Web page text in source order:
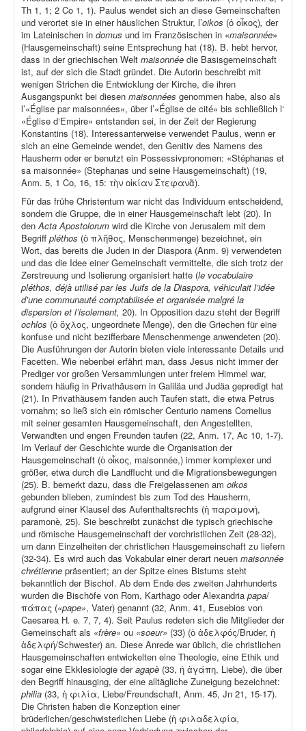
Th 1, 1; 2 Co 1, 1). Paulus wendet sich an diese Gemeinschaften
und verortet sie in einer häuslichen Struktur, l’oikos (ὁ οἶκος), der
im Lateinischen in domus und im Französischen in «maisonnée»
(Hausgemeinschaft) seine Entsprechung hat (18). B. hebt hervor,
dass in der griechischen Welt maisonnée die Basisgemeinschaft
ist, auf der sich die Stadt gründet. Die Autorin beschreibt mit
wenigen Strichen die Entwicklung der Kirche, die ihren
Ausgangspunkt bei diesen maisonnées genommen habe, also als
l’«Église par maisonnées», über l’«Église de cité» bis schließlich l‘
«Église d‘Empire» entstanden sei, in der Zeit der Regierung
Konstantins (18). Interessanterweise verwendet Paulus, wenn er
sich an eine Gemeinde wendet, den Genitiv des Namens des
Hausherrn oder er benutzt ein Possessivpronomen: «Stéphanas et
sa maisonnée» (Stephanas und seine Hausgemeinschaft) (19,
Anm. 5, 1 Co, 16, 15: τὴν οἰκίαν Στεφανᾶ).
Für das frühe Christentum war nicht das Individuum entscheidend,
sondern die Gruppe, die in einer Hausgemeinschaft lebt (20). In
denActa Apostolorum wird die Kirche von Jerusalem mit dem
Begriff pléthos (ὁ πλῆθος, Menschenmenge) bezeichnet, ein
Wort, das bereits die Juden in der Diaspora (Anm. 9) verwendeten
und das die Idee einer Gemeinschaft vermittelte, die sich trotz der
Zerstreuung und Isolierung organisiert hatte (le vocabulaire
pléthos, déjà utilisé par les Juifs de la Diaspora, véhiculait l’idée
d’une communauté comptabilisée et organisée malgré la
dispersion et l’isolement, 20). In Opposition dazu steht der Begriff
ochlos (ὁ ὄχλος, ungeordnete Menge), den die Griechen für eine
konfuse und nicht bezifferbare Menschenmenge anwendeten (20).
Die Ausführungen der Autorin bieten viele interessante Details und
Facetten. Wie nebenbei erfährt man, dass Jesus nicht immer der
Prediger vor großen Versammlungen unter freiem Himmel war,
sondern häufig in Privathäusern in Galiläa und Judäa gepredigt hat
(21). In Privathäusern fanden auch Taufen statt, die etwa Petrus
vornahm; so ließ sich ein römischer Centurio namens Cornelius
mit seiner gesamten Hausgemeinschaft, den Angestellten,
Verwandten und engen Freunden taufen (22, Anm. 17, Ac 10, 1-7).
Im Verlauf der Geschichte wurde die Organisation der
Hausgemeinschaft (ὁ οἶκος, maisonnée,) immer komplexer und
größer, etwa durch die Landflucht und die Migrationsbewegungen
(25). B. bemerkt dazu, dass die Freigelassenen am oikos
gebunden blieben, zumindest bis zum Tod des Hausherrn,
aufgrund einer Klausel des Aufenthaltsrechts (ἡ παραμονή,
paramonè, 25). Sie beschreibt zunächst die typisch griechische
und römische Hausgemeinschaft der vorchristlichen Zeit (28-32),
um dann Einzelheiten der christlichen Hausgemeinschaft zu liefern
(32-34). Es wird auch das Vokabular einer derart neuen maisonnée
chrétienne präsentiert; an der Spitze eines Bistums steht
bekanntlich der Bischof. Ab dem Ende des zweiten Jahrhunderts
wurden die Bischöfe von Rom, Karthago oder Alexandria papa/
πάπας («pape», Vater) genannt (32, Anm. 41, Eusebios von
Caesarea H. e. 7, 7, 4). Seit Paulus redeten sich die Mitglieder der
Gemeinschaft als «frère» ou «soeur» (33) (ὁ ἀδελφός/Bruder, ἡ
ἀδελφή/Schwester) an. Diese Anrede war üblich, die christlichen
Hausgemeinschaften entwickelten eine Theologie, eine Ethik und
sogar eine Ekklesiologie deragapè (33, ἡ ἀγάπη, Liebe), die über
den Begriff hinausging, der eine alltägliche Zuneigung bezeichnet:
philia (33, ἡ φιλία, Liebe/Freundschaft, Anm. 45, Jn 21, 15-17).
Die Christen haben die Konzeption einer
brüderlichen/geschwisterlichen Liebe (ἡ φιλαδελφία,